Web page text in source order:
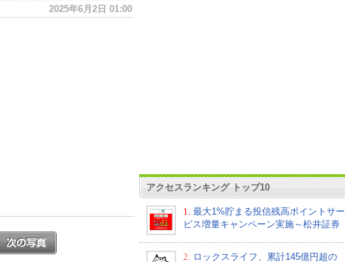
2025年6月2日 01:00
アクセスランキング トップ10
1.
最大1%貯まる投信残高ポイントサー
ビス増量キャンペーン実施～松井証券
2.
ロックスライフ、累計145億円超の